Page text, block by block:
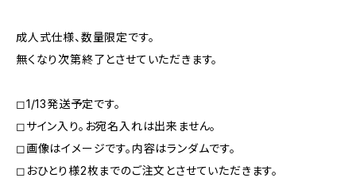
成人式仕様、数量限定です。
無くなり次第終了とさせていただきます。
◻︎1/13発送予定です。
◻︎サイン入り。お宛名入れは出来ません。
◻︎画像はイメージです。内容はランダムです。
◻︎おひとり様2枚までのご注文とさせていただきます。